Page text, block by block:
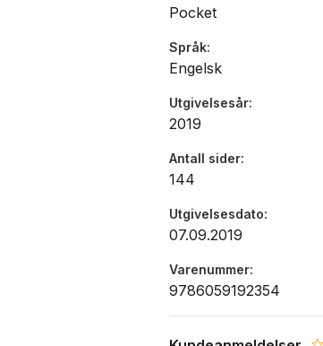
Pocket
Språk
Engelsk
Utgivelsesår
2019
Antall sider
144
Utgivelsesdato
07.09.2019
Varenummer
9786059192354